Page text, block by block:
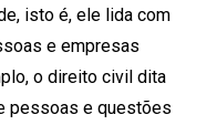
isto é, ele lida com
e empresas
o direito civil dita
pessoas e questões